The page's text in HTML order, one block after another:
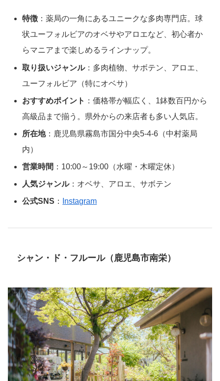
特徴 ：薬局の一角にあるユニークな多肉専門店。球
状ユーフォルビアのオベサやアロエなど、初心者か
らマニアまで楽しめるラインナップ。
取り扱いジャンル：多肉植物、サボテン、アロエ、
ユーフォルビア（特にオベサ）
おすすめポイント ：価格帯が幅広く、1鉢数百円から
高級品まで揃う。県外からの来店者も多い人気店。
所在地：鹿児島県霧島市国分中央5-4-6（中村薬局
内）
営業時間 ：10:00～19:00（水曜・木曜定休）
人気ジャンル：オベサ、アロエ、サボテン
公式SNS ： Instagram
シャン・ド・フルール（鹿児島市南栄）